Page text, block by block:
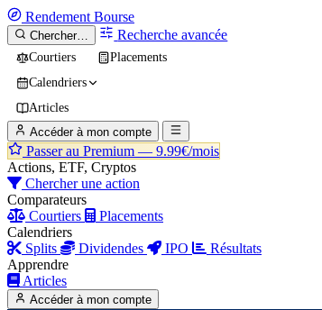
Rendement Bourse
Chercher… Recherche avancée
Courtiers
Placements
Calendriers
Articles
Accéder à mon compte
Passer au Premium — 9.99€/mois
Actions, ETF, Cryptos
Chercher une action
Comparateurs
Courtiers
Placements
Calendriers
Splits
Dividendes IPO
Résultats
Apprendre
Articles
Accéder à mon compte